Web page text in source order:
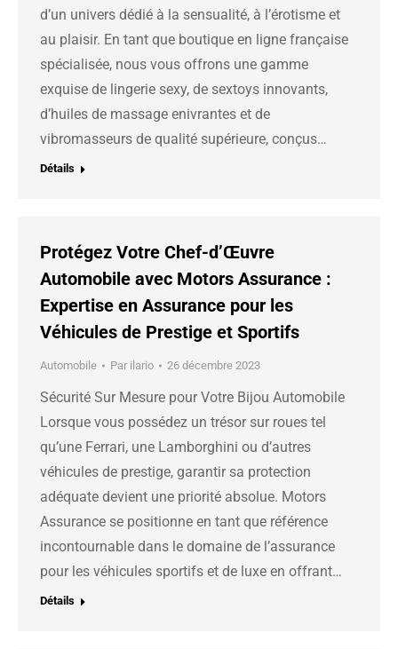
d’un univers dédié à la sensualité, à l’érotisme et
au plaisir. En tant que boutique en ligne française
spécialisée, nous vous offrons une gamme
exquise de lingerie sexy, de sextoys innovants,
d’huiles de massage enivrantes et de
vibromasseurs de qualité supérieure, conçus…
Détails
Protégez Votre Chef-d’Œuvre
Automobile avec Motors Assurance :
Expertise en Assurance pour les
Véhicules de Prestige et Sportifs
Automobile Par ilario 26 décembre 2023
Sécurité Sur Mesure pour Votre Bijou Automobile
Lorsque vous possédez un trésor sur roues tel
qu’une Ferrari, une Lamborghini ou d’autres
véhicules de prestige, garantir sa protection
adéquate devient une priorité absolue. Motors
Assurance se positionne en tant que référence
incontournable dans le domaine de l’assurance
pour les véhicules sportifs et de luxe en offrant…
Détails